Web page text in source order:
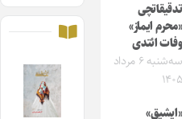
تدقیقاتچی
«محرم ایماز»
وفات ائتدی
سه‌شنبه ۶ مرداد
۱۴۰۵
«ایشیق»